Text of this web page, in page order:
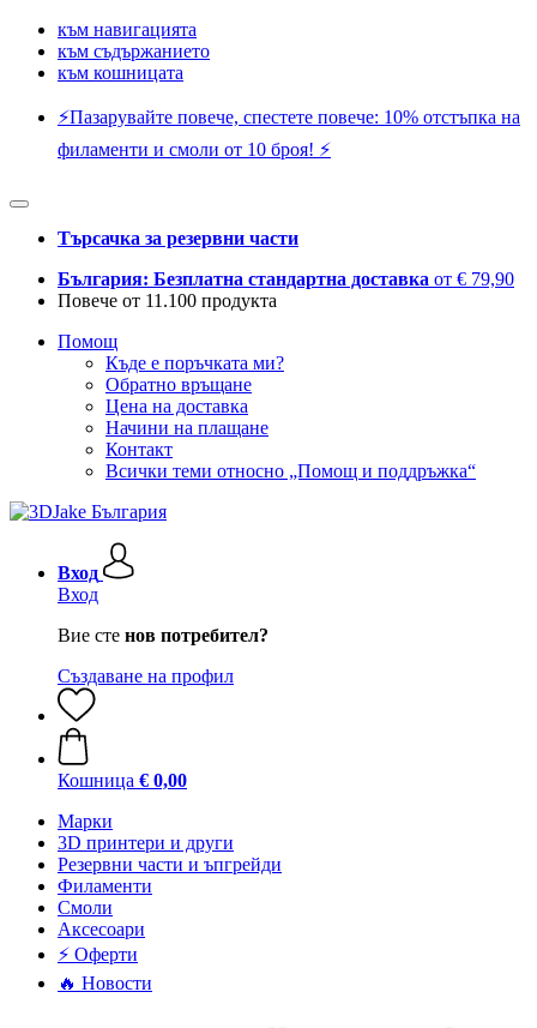
към навигацията
към съдържанието
към кошницата
⚡️Пазарувайте повече, спестете повече: 10% отстъпка на
филаменти и смоли от 10 броя! ⚡️
Търсачка за резервни части
България: Безплатна стандартна доставка от € 79,90
Повече от 11.100 продукта
Помощ
Къде е поръчката ми?
Обратно връщане
Цена на доставка
Начини на плащане
Контакт
Всички теми относно „Помощ и поддръжка“
Вход
Вход
Вие сте нов потребител?
Създаване на профил
Кошница € 0,00
Mарки
3D принтери и други
Резервни части и ъпгрейди
Филаменти
Смоли
Аксесоари
⚡ Оферти
🔥 Новости